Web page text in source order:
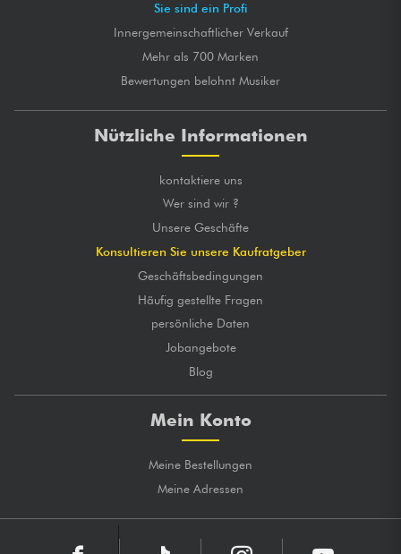
Sie sind ein Profi
Innergemeinschaftlicher Verkauf
Mehr als 700 Marken
Bewertungen belohnt Musiker
Nützliche Informationen
kontaktiere uns
Wer sind wir ?
Unsere Geschäfte
Konsultieren Sie unsere Kaufratgeber
Geschäftsbedingungen
Häufig gestellte Fragen
persönliche Daten
Jobangebote
Blog
Mein Konto
Meine Bestellungen
Meine Adressen